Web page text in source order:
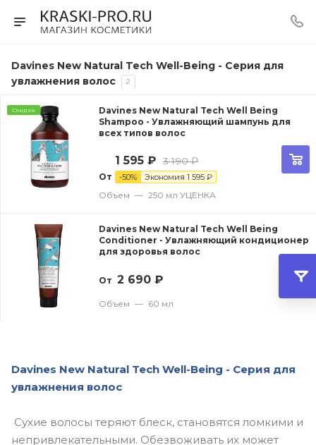
Davines New Natural Tech Well-Being - Серия для
увлажнения волос
2
Скидки
Davines New Natural Tech Well Being
Shampoo - Увлажняющий шампунь для
всех типов волос
От
1 595 ₽ 3 190₽
-50% Экономия 1 595 ₽
Объем — 250 мл УЦЕНКА
Davines New Natural Tech Well Being
Conditioner - Увлажняющий кондиционер
для здоровья волос
От 2 690 ₽
Объем — 60 мл
Davines New Natural Tech Well-Being - Серия для
увлажнения волос
Сухие волосы теряют блеск, становятся ломкими и
непривлекательными. Обезвоживать их может